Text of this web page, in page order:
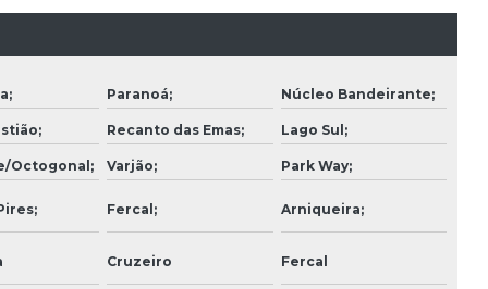
Construtora residencial
Coordenação de projetos
Empresa de construção de casas
Empresa de construção civil residencial
Paranoá; Núcleo Bandeirante;
Recanto das Emas; Lago Sul;
Octogonal; Varjão; Park Way;
Fercal; Arniqueira;
Cruzeiro Fercal